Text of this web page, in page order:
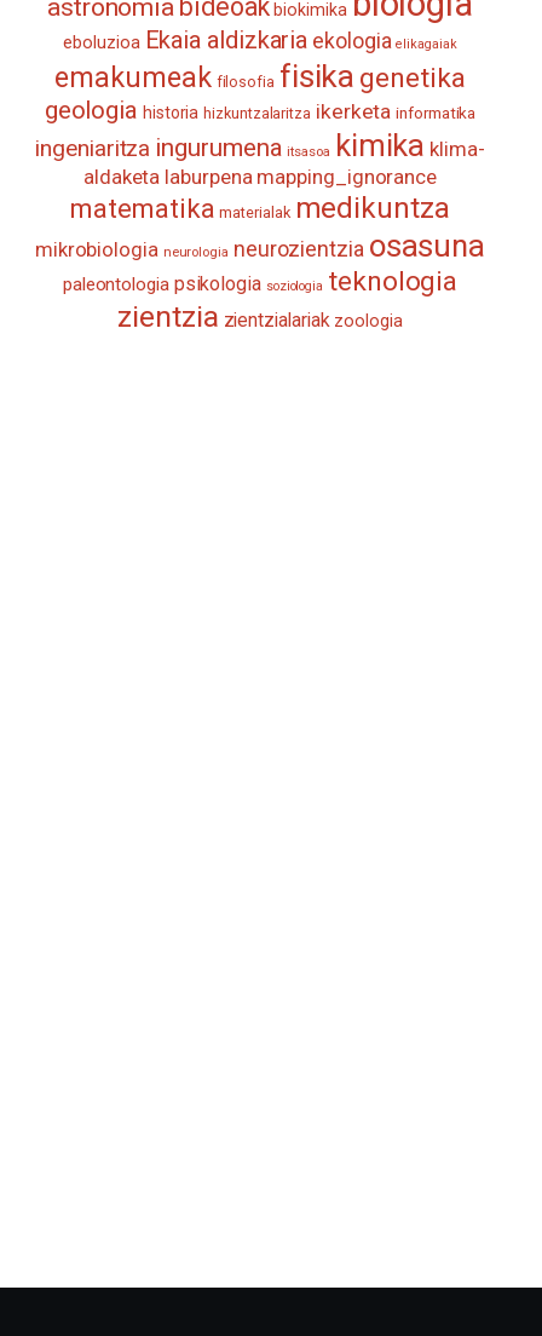
astronomia bideoak biokimika
eboluzioa Ekaia aldizkaria ekologia elikagaiak
emakumeak filosofia fisika genetika
geologia historia hizkuntzalaritza ikerketa informatika
ingeniaritza ingurumena itsasoa kimika klima-
aldaketa laburpena mapping_ignorance
matematika materialak medikuntza
mikrobiologia neurologia neurozientzia osasuna
paleontologia psikologia soziologia teknologia
zientzia zientzialariak zoologia